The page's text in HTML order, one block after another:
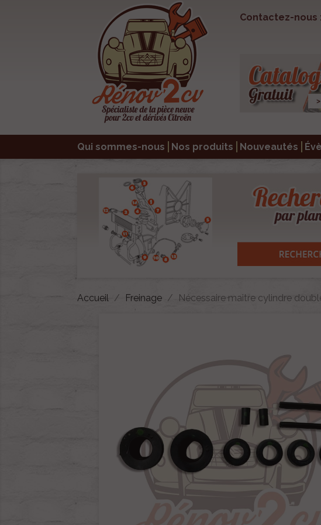
Contactez-nous :
Qui sommes-nous Nos produits Nouveautés
Accueil Freinage Nécessaire maitre cylindre